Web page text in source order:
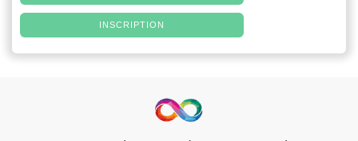
INSCRIPTION